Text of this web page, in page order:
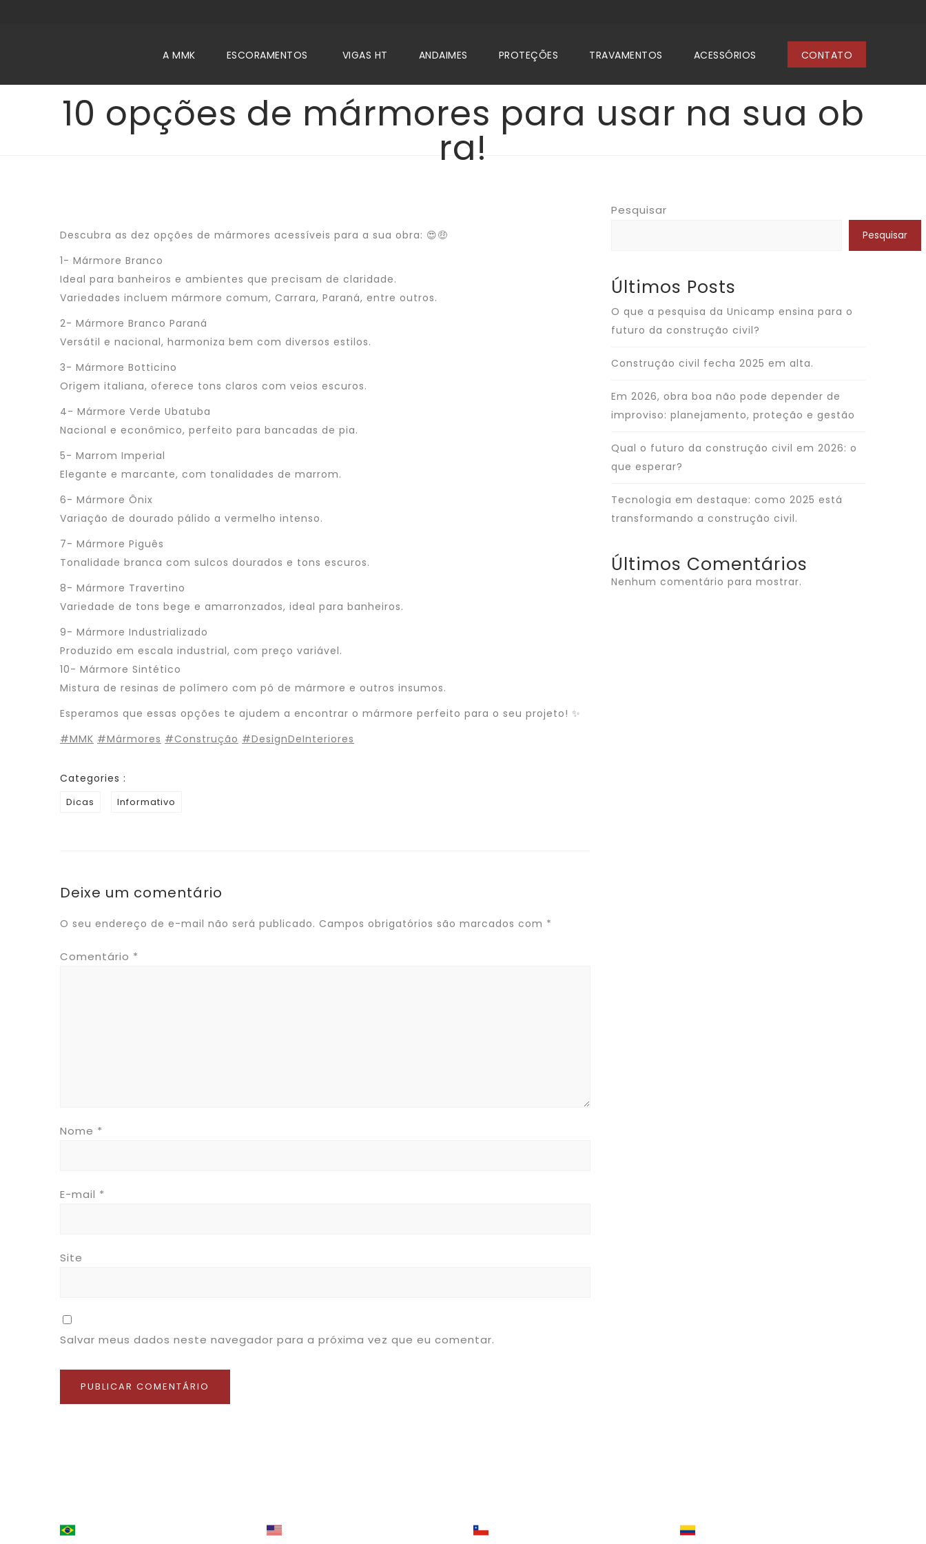
A MMK ESCORAMENTOS VIGAS HT ANDAIMES PROTEÇÕES TRAVAMENTOS ACESSÓRIOS CONTATO
10 opções de mármores para usar na sua ob
ra!
Descubra as dez opções de mármores acessíveis para a sua obra: 😍🤑
1- Mármore Branco
Ideal para banheiros e ambientes que precisam de claridade.
Variedades incluem mármore comum, Carrara, Paraná, entre outros.
2- Mármore Branco Paraná
Versátil e nacional, harmoniza bem com diversos estilos.
3- Mármore Botticino
Origem italiana, oferece tons claros com veios escuros.
4- Mármore Verde Ubatuba
Nacional e econômico, perfeito para bancadas de pia.
5- Marrom Imperial
Elegante e marcante, com tonalidades de marrom.
6- Mármore Ônix
Variação de dourado pálido a vermelho intenso.
7- Mármore Piguês
Tonalidade branca com sulcos dourados e tons escuros.
8- Mármore Travertino
Variedade de tons bege e amarronzados, ideal para banheiros.
9- Mármore Industrializado
Produzido em escala industrial, com preço variável.
10- Mármore Sintético
Mistura de resinas de polímero com pó de mármore e outros insumos.
Esperamos que essas opções te ajudem a encontrar o mármore perfeito para o seu projeto! ✨
#MMK #Mármores #Construção #DesignDeInteriores
Categories :
Dicas Informativo
Deixe um comentário
O seu endereço de e-mail não será publicado. Campos obrigatórios são marcados com *
Comentário *
Nome *
E-mail *
Site
Salvar meus dados neste navegador para a próxima vez que eu comentar.
Pesquisar
Pesquisar
Últimos Posts
O que a pesquisa da Unicamp ensina para o
futuro da construção civil?
Construção civil fecha 2025 em alta.
Em 2026, obra boa não pode depender de
improviso: planejamento, proteção e gestão
Qual o futuro da construção civil em 2026: o
que esperar?
Tecnologia em destaque: como 2025 está
transformando a construção civil.
Últimos Comentários
Nenhum comentário para mostrar.